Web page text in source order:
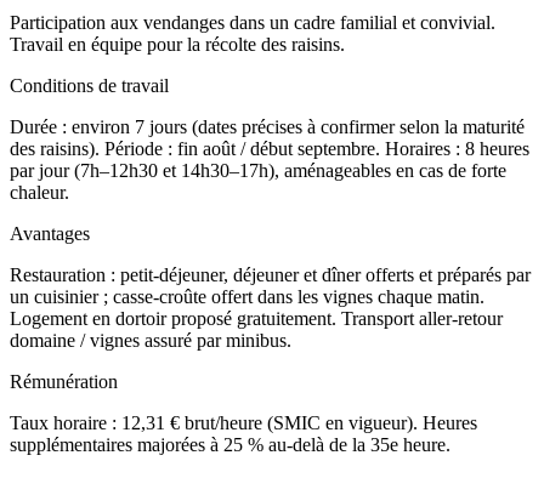
Participation aux vendanges dans un cadre familial et convivial.
Travail en équipe pour la récolte des raisins.
Conditions de travail
Durée : environ 7 jours (dates précises à confirmer selon la maturité
des raisins). Période : fin août / début septembre. Horaires : 8 heures
par jour (7h–12h30 et 14h30–17h), aménageables en cas de forte
chaleur.
Avantages
Restauration : petit-déjeuner, déjeuner et dîner offerts et préparés par
un cuisinier ; casse-croûte offert dans les vignes chaque matin.
Logement en dortoir proposé gratuitement. Transport aller-retour
domaine / vignes assuré par minibus.
Rémunération
Taux horaire : 12,31 € brut/heure (SMIC en vigueur). Heures
supplémentaires majorées à 25 % au-delà de la 35e heure.